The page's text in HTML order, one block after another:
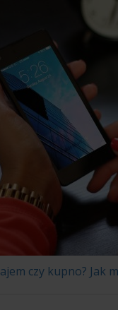
czy kupno? Jak